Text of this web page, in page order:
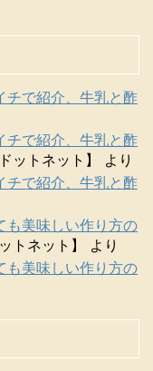
チで紹介、牛乳と酢
チで紹介、牛乳と酢
ットネット】
より
チで紹介、牛乳と酢
も美味しい作り方の
トネット】
より
も美味しい作り方の